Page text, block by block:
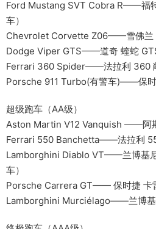
Ford Mustang SVT Cobra R——福
车）
Chevrolet Corvette Z06——雪佛兰
Dodge Viper GTS——道奇 蝰蛇
Ferrari 360 Spider——法拉利 360
Porsche 911 Turbo(有警车)——保时
超级跑车（AA级）
Aston Martin V12 Vanquish ——阿
Ferrari 550 Banchetta——法拉利
Lamborghini Diablo VT——兰博基
车）
Porsche Carrera GT—— 保时捷 卡
Lamborghini Murciélago——兰博基